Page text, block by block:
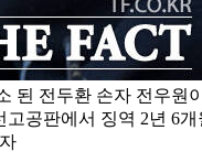
된 전두환 손자 전우원
공판에서 징역 2년 6